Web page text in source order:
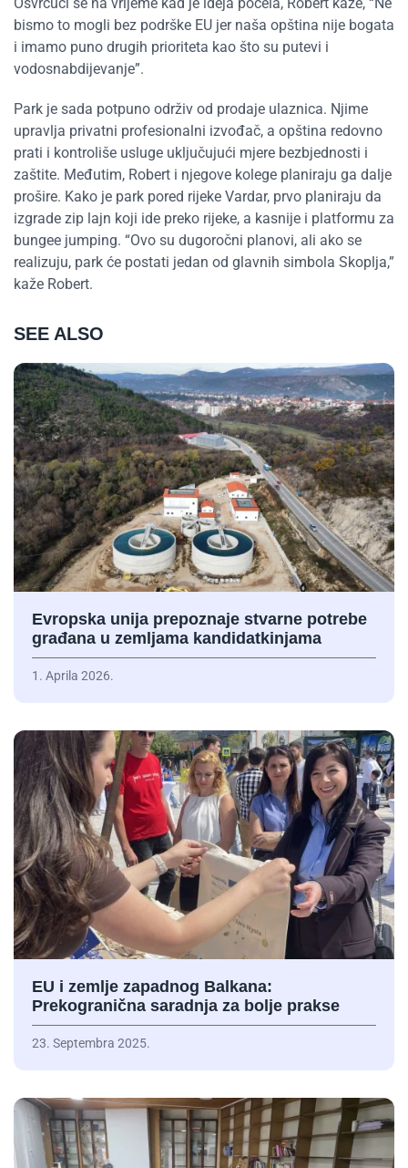
bismo to mogli bez podrške EU jer naša opština nije bogata
i imamo puno drugih prioriteta kao što su putevi i
vodosnabdijevanje”.
Park je sada potpuno održiv od prodaje ulaznica. Njime
upravlja privatni profesionalni izvođač, a opština redovno
prati i kontroliše usluge uključujući mjere bezbjednosti i
zaštite. Međutim, Robert i njegove kolege planiraju ga dalje
prošire. Kako je park pored rijeke Vardar, prvo planiraju da
izgrade zip lajn koji ide preko rijeke, a kasnije i platformu za
bungee jumping. “Ovo su dugoročni planovi, ali ako se
realizuju, park će postati jedan od glavnih simbola Skoplja,”
kaže Robert.
SEE ALSO
Evropska unija prepoznaje stvarne potrebe
građana u zemljama kandidatkinjama
1. Aprila 2026.
EU i zemlje zapadnog Balkana:
Prekogranična saradnja za bolje prakse
23. Septembra 2025.